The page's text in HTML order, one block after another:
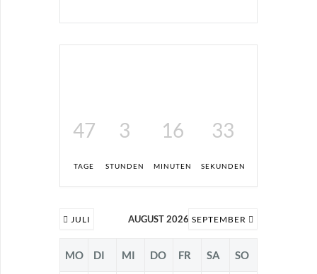
47
TAGE
3
STUNDEN
16
MINUTEN
33
SEKUNDEN
JULI AUGUST 2026 SEPTEMBER
MO DI MI DO FR SA SO